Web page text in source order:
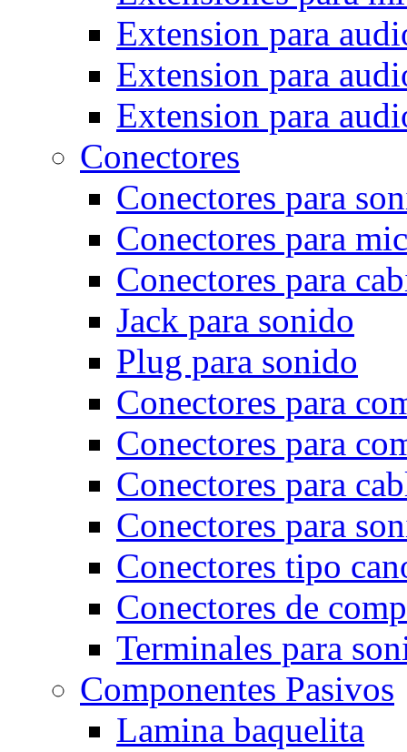
Extension para
Extension para
Extension para
Conectores
Conectores para
Conectores para
Conectores para
Jack para sonido
Plug para sonido
Conectores para
Conectores para
Conectores para
Conectores para
Conectores tipo
Conectores de
Terminales para
Componentes Pasivos
Lamina baquelita